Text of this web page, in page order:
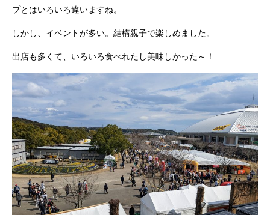
プとはいろいろ違いますね。
しかし、イベントが多い。結構親子で楽しめました。
出店も多くて、いろいろ食べれたし美味しかった～！